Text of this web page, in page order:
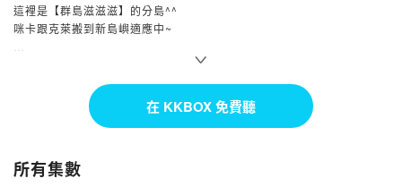
這裡是【群島滋滋滋】的分島^^
咪卡跟克萊搬到新島嶼適應中~
每個人都是一座小島，有自己的天氣、節奏，還有獨特的生態系和生命
三座小島，開始有了交會，甚至有時候，會突然連上線——滋滋滋~滋滋
也許，你會在某一段對話裡，剛好，和我們接上線，那就一起成為流動的
在 KKBOX 免費聽
所有集數